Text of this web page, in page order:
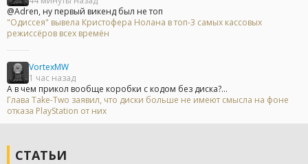
@Adren, ну первый викенд был не топ
"Одиссея" вывела Кристофера Нолана в топ-3 самых кассовых
режиссёров всех времён
VortexMW
1 час назад
А в чем прикол вообще коробки с кодом без диска?...
Глава Take-Two заявил, что диски больше не имеют смысла на фоне
отказа PlayStation от них
СТАТЬИ